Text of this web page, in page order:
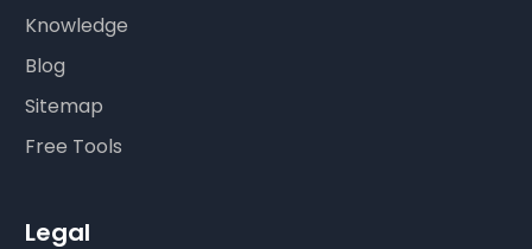
Knowledge
Blog
Sitemap
Free Tools
Legal